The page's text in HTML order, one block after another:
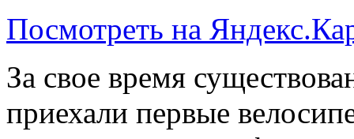
Посмотреть на
За свое время
приехали первые